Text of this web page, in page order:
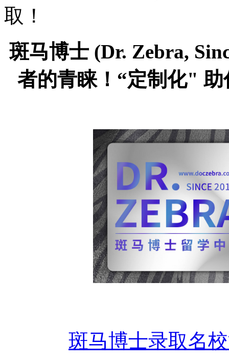
取！
斑马博士 (Dr. Zebra,
者的青睐！“定制化"
斑马博士录取名